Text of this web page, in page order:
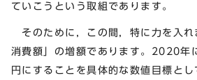
ていこうという取組であります。
そのために，この間，特に力を入れ
消費額」の増額であります。2020年
円にすることを具体的な数値目標と